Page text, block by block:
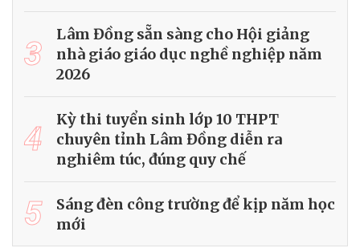
3
Lâm Đồng sẵn sàng cho Hội giảng
nhà giáo giáo dục nghề nghiệp năm
2026
4
Kỳ thi tuyển sinh lớp 10 THPT
chuyên tỉnh Lâm Đồng diễn ra
nghiêm túc, đúng quy chế
5
Sáng đèn công trường để kịp năm học
mới